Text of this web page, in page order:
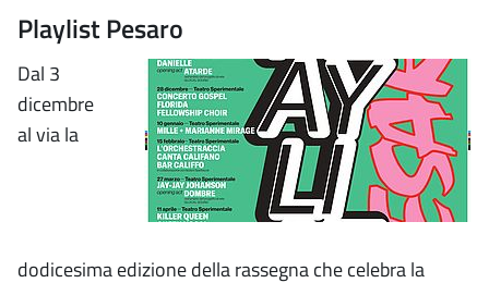
Playlist Pesaro
Dal 3
dicembre
al via la
dodicesima edizione della rassegna che celebra la